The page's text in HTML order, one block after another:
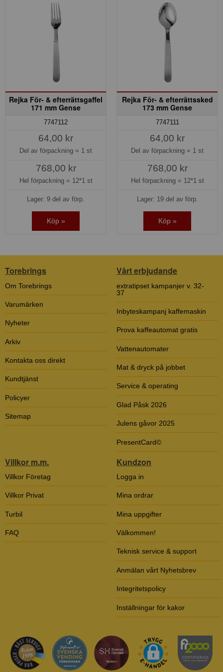
Rejka För- & efterrättsgaffel
171 mm Gense
7747112
64,00 kr
Del av förpackning = 1 st
768,00 kr
Hel förpackning = 12*1 st
Lager: 9 del av förp.
Köp »
Rejka För- & efterrättssked
173 mm Gense
7747111
64,00 kr
Del av förpackning = 1 st
768,00 kr
Hel förpackning = 12*1 st
Lager: 19 del av förp.
Köp »
Torebrings
Om Torebrings
Varumärken
Nyheter
Arkiv
Kontakta oss direkt
Kundtjänst
Policyer
Sitemap
Vårt erbjudande
extratipset kampanjer v. 32-
37
Inbyteskampanj kaffemaskin
Prova kaffeautomat gratis
Vattenautomater
Mat & dryck på jobbet
Service & operating
Glad Påsk 2026
Julens gåvor 2025
PresentCard©
Villkor m.m.
Villkor Företag
Villkor Privat
Turbil
FAQ
Kundzon
Logga in
Mina ordrar
Mina uppgifter
Välkommen!
Teknisk service & support
Anmälan vårt Nyhetsbrev
Integritetspolicy
Inställningar för kakor